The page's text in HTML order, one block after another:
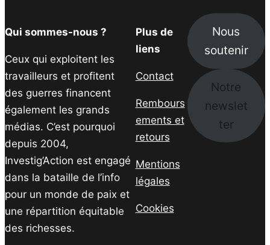
Qui sommes-nous ?
Ceux qui exploitent les
travailleurs et profitent
des guerres financent
également les grands
médias. C’est pourquoi
depuis 2004,
Investig’Action est engagé
dans la bataille de l’info
pour un monde de paix et
une répartition équitable
des richesses.
Plus de
liens
Contact
Rembours
ements et
retours
Mentions
légales
Cookies
Nous
soutenir
Notre
newslet
ter